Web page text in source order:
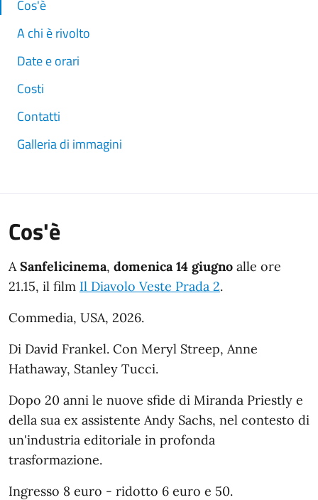
Cos'è
A chi è rivolto
Date e orari
Costi
Contatti
Galleria di immagini
Cos'è
ASanfelicinema, domenica 14 giugno alle ore
21.15, il film Il Diavolo Veste Prada 2.
Commedia, USA, 2026.
Di David Frankel. Con Meryl Streep, Anne
Hathaway, Stanley Tucci.
Dopo 20 anni le nuove sfide di Miranda Priestly e
della sua ex assistente Andy Sachs, nel contesto di
un'industria editoriale in profonda
trasformazione.
Ingresso 8 euro - ridotto 6 euro e 50.